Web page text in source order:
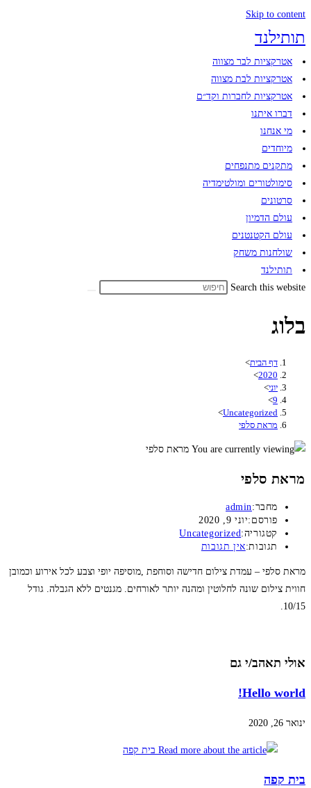
Skip to content
תותילנד
אטרקציות לבר מצווה
אטרקציות לבת מצווה
אטרקציות לחברות וקד״ם
דברו איתנו
מי אנחנו
מיוחדים
מתקנים מתנפחים​
סימולטורים ומולטימדיה​
סרטונים
עולם הדמיון​
עולם הקטנטנים
שולחנות משחק
תותילנד
Search this website
בלוג
דף הבית>
2020
>
יוני>
9
>
Uncategorized
>
מראת סלפי
מראת סלפי
מחבר:admin
פורסם:יוני 9, 2020
קטגוריה:Uncategorized
תגובות:אין תגובות
מראת סלפי – עמדת צילום חדישה וסוחפת ,מוסיפה יופי וצבע לכל אירוע וכמובן
חווית צילום שונה לחלוטין ומהנה יותר לאורחים. מגנטים ללא הגבלה. גודל
10/15.
אולי תאהב/י גם
Hello world!
ינואר 26, 2020
בית קפה